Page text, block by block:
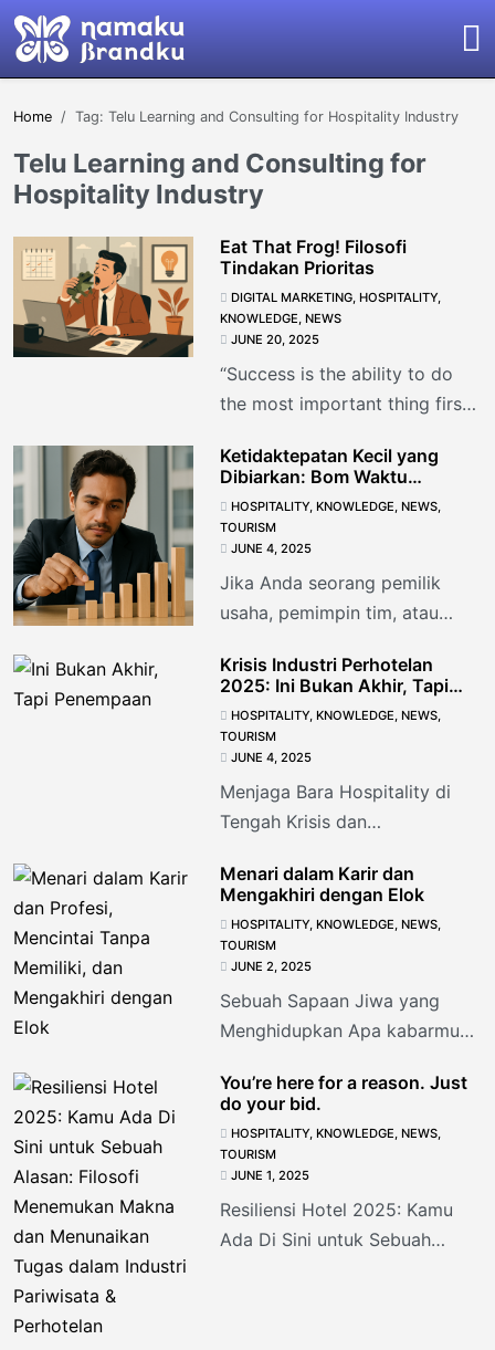
Home Tag: Telu Learning and Consulting for Hospitality Industry
Telu Learning and Consulting for
Hospitality Industry
Eat That Frog! Filosofi
Tindakan Prioritas
DIGITAL MARKETING, HOSPITALITY,
KNOWLEDGE, NEWS
JUNE 20, 2025
“Success is the ability to do
the most important thing first,
it.” Katak di
Ketidaktepatan Kecil yang
Dibiarkan: Bom Waktu
Organisasi
HOSPITALITY, KNOWLEDGE, NEWS,
TOURISM
JUNE 4, 2025
Jika Anda seorang pemilik
usaha, pemimpin tim, atau
dan perhotelan — artikel ini
bukan sekadar pengingat. Ini
Krisis Industri Perhotelan
2025: Ini Bukan Akhir, Tapi
Penempaan
HOSPITALITY, KNOWLEDGE, NEWS,
TOURISM
JUNE 4, 2025
Menjaga Bara Hospitality di
Tengah Krisis dan
“Bagaimana jika saat terendah
ini bukan akhir, melainkan
ujian?”“Bagaimana jika
keterlambatan
Menari dalam Karir dan
Mengakhiri dengan Elok
HOSPITALITY, KNOWLEDGE, NEWS,
TOURISM
JUNE 2, 2025
Sebuah Sapaan Jiwa yang
Menghidupkan Apa kabarmu
pembuka, tapi adalah
jembatan untuk menyelami
emosi terdalam
You’re here for a reason. Just
do your bid.
HOSPITALITY, KNOWLEDGE, NEWS,
TOURISM
JUNE 1, 2025
Resiliensi Hotel 2025: Kamu
Ada Di Sini untuk Sebuah